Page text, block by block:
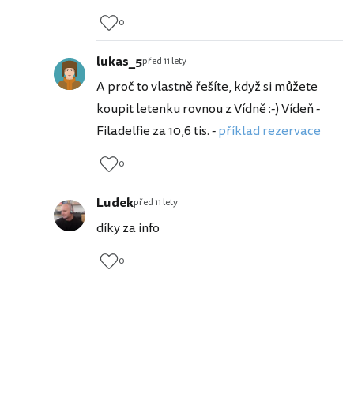
0
lukas_5před 11 lety
A proč to vlastně řešíte, když si můžete
koupit letenku rovnou z Vídně :-) Vídeň -
Filadelfie za 10,6 tis. -příklad rezervace
0
Ludekpřed 11 lety
díky za info
0